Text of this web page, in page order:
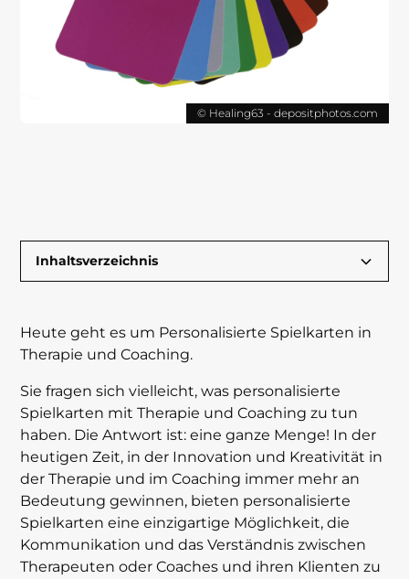
© Healing63 - depositphotos.com
Inhaltsverzeichnis
Ein neuer Ansatz
Coaching
Spielkarten
Spielkarten erstellen können
in Therapie und Coaching
personalisierter Spielkarten hilft
personalisierter Spielkarten in Therapie und
Coaching
Heute geht es um Personalisierte Spielkarten in
Therapie und Coaching.
Sie fragen sich vielleicht, was personalisierte
Spielkarten mit Therapie und Coaching zu tun
haben. Die Antwort ist: eine ganze Menge! In der
heutigen Zeit, in der Innovation und Kreativität in
der Therapie und im Coaching immer mehr an
Bedeutung gewinnen, bieten personalisierte
Spielkarten eine einzigartige Möglichkeit, die
Kommunikation und das Verständnis zwischen
Therapeuten oder Coaches und ihren Klienten zu